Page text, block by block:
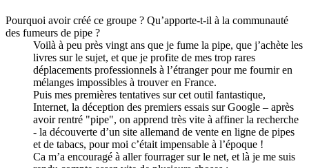
Pourquoi avoir créé ce groupe ? Qu’apporte-t-il à la communauté
des fumeurs de pipe ?
Voilà à peu près vingt ans que je fume la pipe, que j’achète les
livres sur le sujet, et que je profite de mes trop rares
déplacements professionnels à l’étranger pour me fournir en
mélanges impossibles à trouver en France.
Puis mes premières tentatives sur cet outil fantastique,
Internet, la déception des premiers essais sur Google – après
avoir rentré "pipe", on apprend très vite à affiner la recherche
- la découverte d’un site allemand de vente en ligne de pipes
et de tabacs, pour moi c’était impensable à l’époque !
Ca m’a encouragé à aller fourrager sur le net, et là je me suis